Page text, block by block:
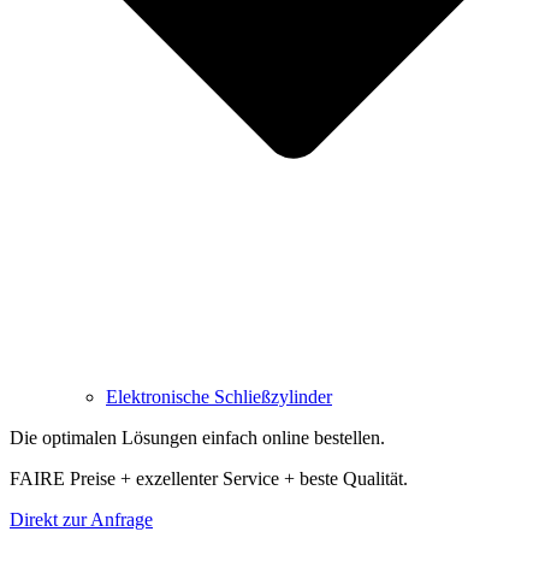
Elektronische Schließzylinder
Die optimalen Lösungen einfach online bestellen.
FAIRE Preise + exzellenter Service + beste Qualität.
Direkt zur Anfrage